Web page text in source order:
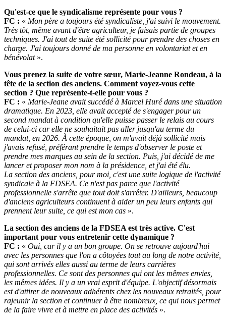
Qu'est-ce que le syndicalisme représente pour vous ?
FC : « Mon père a toujours été syndicaliste, j'ai suivi le mouvement.
Très tôt, même avant d'être agriculteur, je faisais partie de groupes
techniques. J'ai tout de suite été sollicité pour prendre des choses en
charge. J'ai toujours donné de ma personne en volontariat et en
bénévolat».
Vous prenez la suite de votre sœur, Marie-Jeanne Rondeau, à la
tête de la section des anciens. Comment voyez-vous cette
section ? Que représente-t-elle pour vous ?
FC : « Marie-Jeane avait succédé à Marcel Huré dans une situation
dramatique. En 2023, elle avait accepté de s'engager pour un
second mandat à condition qu'elle puisse passer le relais au cours
de celui-ci car elle ne souhaitait pas aller jusqu'au terme du
mandat, en 2026. À cette époque, on m'avait déjà sollicité mais
j'avais refusé, préférant prendre le temps d'observer le poste et
prendre mes marques au sein de la section. Puis, j'ai décidé de me
lancer et proposer mon nom à la présidence, et j'ai été élu.
La section des anciens, pour moi, c'est une suite logique de l'activité
syndicale à la FDSEA. Ce n'est pas parce que l'activité
professionnelle s'arrête que tout doit s'arrêter. D'ailleurs, beaucoup
d'anciens agriculteurs continuent à aider un peu leurs enfants qui
prennent leur suite, ce qui est mon cas ».
La section des anciens de la FDSEA est très active. C'est
important pour vous entretenir cette dynamique ?
FC : « Oui, car il y a un bon groupe. On se retrouve aujourd'hui
avec les personnes que l'on a côtoyées tout au long de notre activité,
qui sont arrivés elles aussi au terme de leurs carrières
professionnelles. Ce sont des personnes qui ont les mêmes envies,
les mêmes idées. Il y a un vrai esprit d'équipe. L'objectif désormais
est d'attirer de nouveaux adhérents chez les nouveaux retraités, pour
rajeunir la section et continuer à être nombreux, ce qui nous permet
de la faire vivre et à mettre en place des activités ».